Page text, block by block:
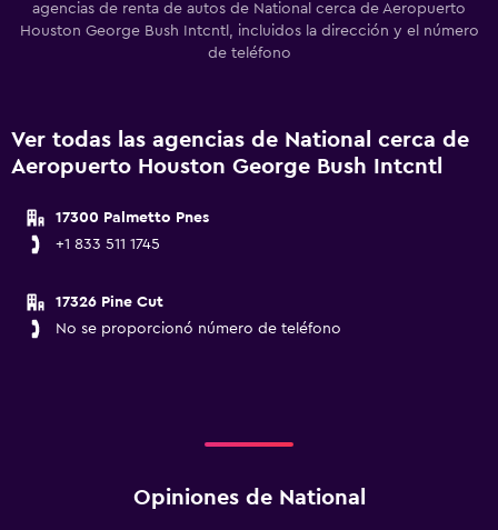
agencias de renta de autos de National cerca de Aeropuerto
Houston George Bush Intcntl, incluidos la dirección y el número
de teléfono
Ver todas las agencias de National cerca de
Aeropuerto Houston George Bush Intcntl
17300 Palmetto Pnes
+1 833 511 1745
17326 Pine Cut
No se proporcionó número de teléfono
Opiniones de National